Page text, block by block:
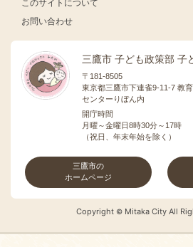
このサイトについて
お問い合わせ
三鷹市 子ども政策部 子
〒181-8505
東京都三鷹市下連雀9-11-7 教
センターりぼん内
開庁時間
月曜～金曜日8時30分～17時
（祝日、年末年始を除く）
三鷹市の
ホームページ
Copyright © Mitaka City All